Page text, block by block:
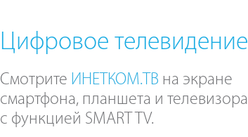
Цифровое телевидение
Смотрите ИНЕТКОМ.ТВ на экране
смартфона, планшета и телевизора
с функцией SMART TV.